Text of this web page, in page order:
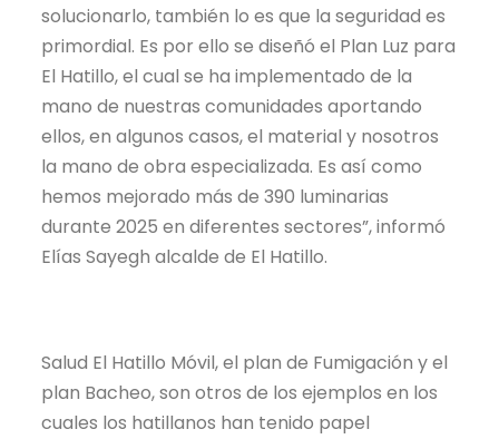
solucionarlo, también lo es que la seguridad es
primordial. Es por ello se diseñó el Plan Luz para
El Hatillo, el cual se ha implementado de la
mano de nuestras comunidades aportando
ellos, en algunos casos, el material y nosotros
la mano de obra especializada. Es así como
hemos mejorado más de 390 luminarias
durante 2025 en diferentes sectores”, informó
Elías Sayegh alcalde de El Hatillo.
Salud El Hatillo Móvil, el plan de Fumigación y el
plan Bacheo, son otros de los ejemplos en los
cuales los hatillanos han tenido papel